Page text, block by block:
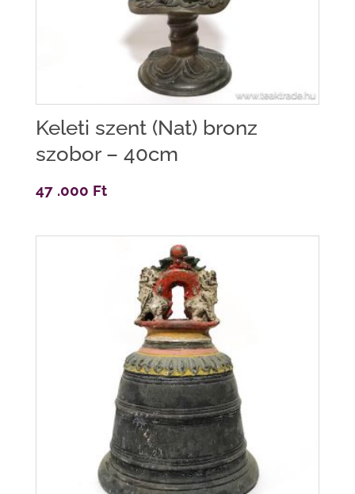
Keleti szent (Nat) bronz
szobor – 40cm
47 .000 Ft